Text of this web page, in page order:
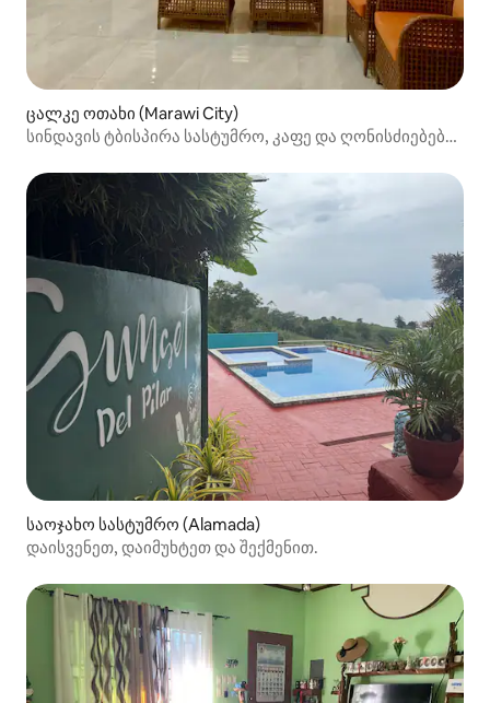
ცალკე ოთახი (Marawi City)
სინდავის ტბისპირა სასტუმრო, კაფე და ღონისძიებების
საოჯახო სასტუმრო (Alamada)
დაისვენეთ, დაიმუხტეთ და შექმენით.